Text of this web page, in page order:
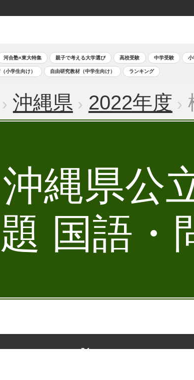
河合塾×東大特集 親子で考える大学選び 高校受験 中学受験 小
小学生向け） 自由研究教材（中学生向け） ランキング
沖縄県 2022年度
縄県公
題 国語・